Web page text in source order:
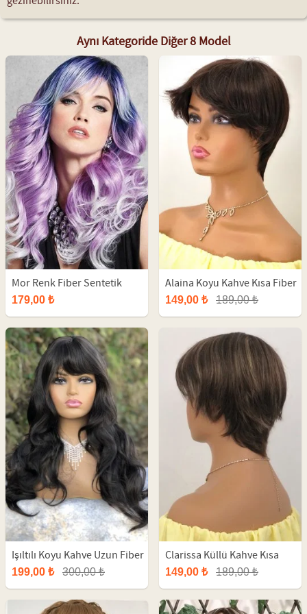
Aynı Kategoride Diğer 8 Model
Mor Renk Fiber Sentetik
Peruk
179,00 ₺
Alaina Koyu Kahve Kısa Fiber
Sentetik Peruk
149,00 ₺ 189,00 ₺
Işıltılı Koyu Kahve Uzun Fiber
Peruk
199,00 ₺ 300,00 ₺
Clarissa Küllü Kahve Kısa
Fiber Peruk
149,00 ₺ 189,00 ₺